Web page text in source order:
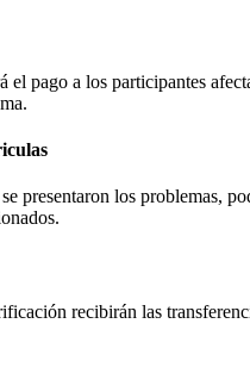
el pago a los participantes
presentaron los problemas,
recibirán las